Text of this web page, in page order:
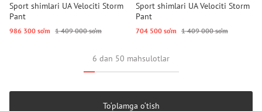
Sport shimlari UA Velociti Storm
Pant
986 300 so‘m 1 409 000 so‘m
Sport shimlari UA Velociti Storm
Pant
704 500 so‘m 1 409 000 so‘m
6 dan 50 mahsulotlar
To‘plamga o‘tish